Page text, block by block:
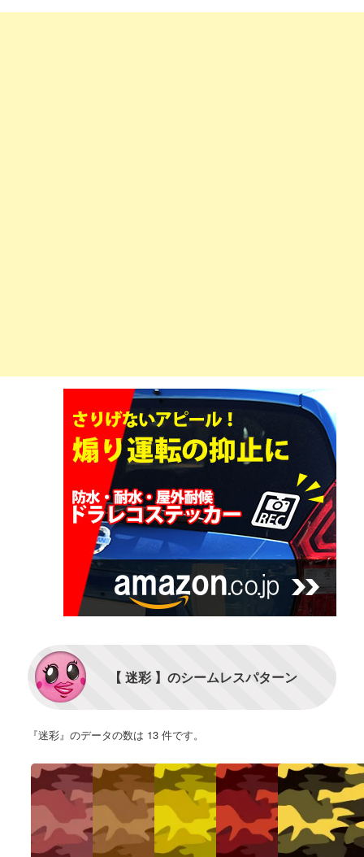
【 迷彩 】のシームレスパターン
『迷彩』のデータの数は 13 件です。